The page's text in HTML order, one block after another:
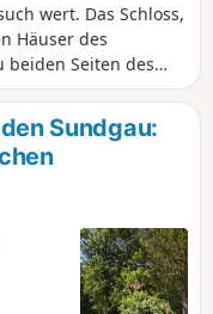
wert. Das Schloss,
Häuser des
Seiten des
schönen Jahreszeit
führt ein Ausflug
an der einst das
still daliegt.
Sundgau: